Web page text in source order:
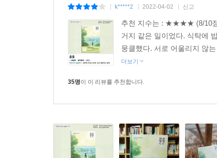
시작은 엄마 서정희 씨의 갑작스러운 죽음이었다
있었다. 연우를 향한 애틋함이 슬며시 피어오르
했던 엄마를 애잔하게 여기는 마음이 유리의 일
되었을 뿐이라는 듯 외따로 살아가던 연우와 할
사실을. 저도 모르는 새 상대에게 무언가를 바라
조금씩 서로에게 당연한 존재가 되어 간다.
곁을 든든히 지키는 미희도, 유리와 비슷한 듯
않는 무게는 어느 정도인지, 그 무게에 기대고
관계는 그 자체로 위로가 되는 것이 아닌지. 질문
방법은 하나뿐일지 모른다고. 마음과 마음은
k*****2 2022-04-02 신고
추천 지수는 : ★★★★ (8/10점
거지 같은 일이었다. 식탁에
뭉클했다. 서로 어울리지 않
더보기
35명이 이 리뷰를 추천합니다.